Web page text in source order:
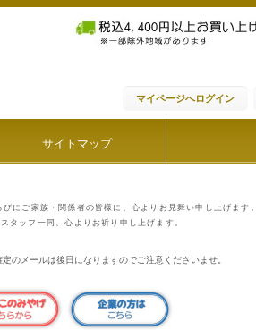
マイページへログイン
サイトマップ
にご家族・関係者の皆様に、心よりお見舞い申し上げます。
タッフ一同、心よりお祈り申し上げます。
のメールは後日になりますのでご注意くださいませ。